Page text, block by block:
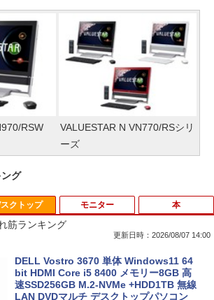
RSW
VALUESTAR N VN770/RSシリ
ーズ
グ
■新品■富士通 FMV LIFEBOOK U9312 U
9312X U9311 U9311X U9310 U9310X U
939 U939X U938 U937 UH90修理交換用
キーボード
クトップ
筋ランキング
更新日時：2026/08/07 14:00
DELL Vostro 3670 単体 Windows11 64
bit HDMI Core i5 8400 メモリー8GB 高
速SSD256GB M.2-NVMe +HDD1TB 無線
LAN DVDマルチ デスクトップパソコン
モニター 本